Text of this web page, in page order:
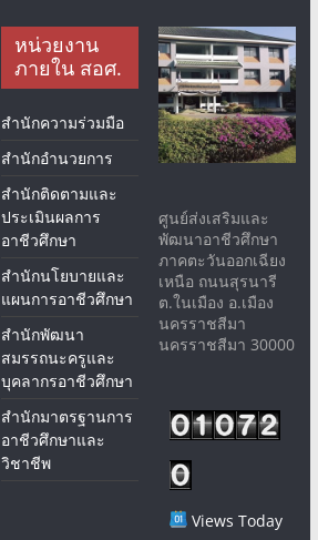
หน่วยงาน
ภายใน สอศ.
สำนักความร่วมมือ
สำนักอำนวยการ
สำนักติดตามและ
ประเมินผลการ
อาชีวศึกษา
สำนักนโยบายและ
แผนการอาชีวศึกษา
สำนักพัฒนา
สมรรถนะครูและ
บุคลากรอาชีวศึกษา
สำนักมาตรฐานการ
อาชีวศึกษาและ
วิชาชีพ
ศูนย์ส่งเสริมและ
พัฒนาอาชีวศึกษา
ภาคตะวันออกเฉียง
เหนือ ถนนสุรนารี
ต.ในเมือง อ.เมือง
นครราชสีมา
นครราชสีมา 30000
Views Today